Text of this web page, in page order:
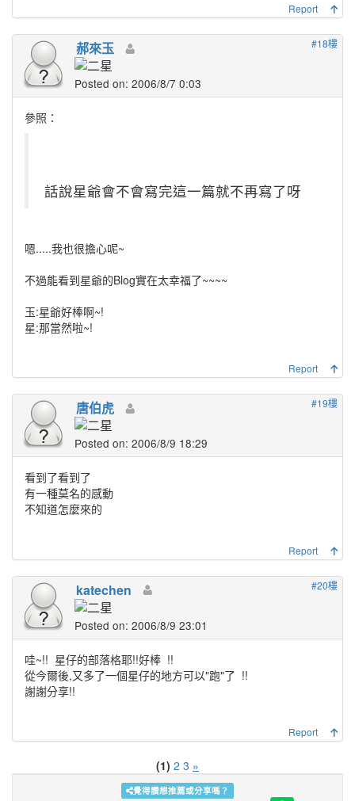
Report
#18樓
郝來玉
Posted on: 2006/8/7 0:03
參照：
話說星爺會不會寫完這一篇就不再寫了呀
嗯.....我也很擔心呢~
不過能看到星爺的Blog實在太幸福了~~~~
玉:星爺好棒啊~!
星:那當然啦~!
Report
#19樓
唐伯虎
Posted on: 2006/8/9 18:29
看到了看到了
有一種莫名的感動
不知道怎麼來的
Report
#20樓
katechen
Posted on: 2006/8/9 23:01
哇~!! 星仔的部落格耶!!好棒 !!
從今爾後,又多了一個星仔的地方可以"跑"了 !!
謝謝分享!!
Report
(1) 2 3 »
覺得讚想推薦或分享嗎？